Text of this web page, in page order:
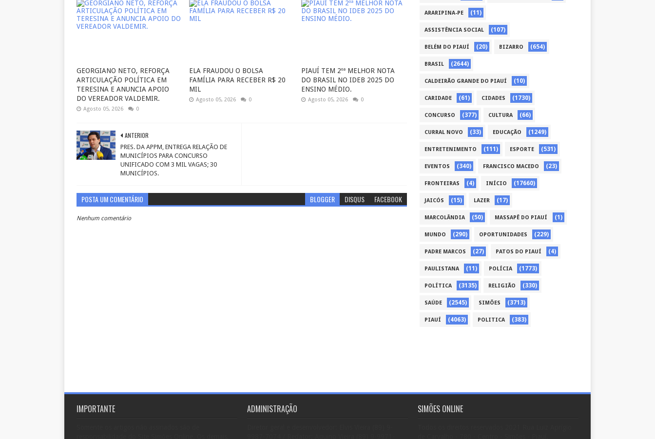
GEORGIANO NETO, REFORÇA
ARTICULAÇÃO POLÍTICA EM
TERESINA E ANUNCIA APOIO
DO VEREADOR VALDEMIR.
Agosto 05, 2026 0
ELA FRAUDOU O BOLSA
FAMÍLIA PARA RECEBER R$ 20
MIL
Agosto 05, 2026 0
PIAUÍ TEM 2ºª MELHOR NOTA
DO BRASIL NO IDEB 2025 DO
ENSINO MÉDIO.
Agosto 05, 2026 0
ANTERIOR
PRES. DA APPM, ENTREGA RELAÇÃO DE
MUNICÍPIOS PARA CONCURSO
UNIFICADO COM 3 MIL VAGAS; 30
MUNICÍPIOS.
POSTA UM COMENTÁRIO BLOGGER DISQUS FACEBOOK
Nenhum comentário
ARARIPINA-PE (11)
ASSISTÊNCIA SOCIAL (107)
BELÉM DO PIAUÍ (20) BIZARRO (654)
BRASIL (2644)
CALDEIRÃO GRANDE DO PIAUÍ (10)
CARIDADE (61) CIDADES (1730)
CONCURSO (377) CULTURA (66)
CURRAL NOVO (33) EDUCAÇÃO (1249)
ENTRETENIMENTO (111) ESPORTE (531)
EVENTOS (340) FRANCISCO MACEDO (23)
FRONTEIRAS (4) INÍCIO (17660)
JAICÓS (15) LAZER (17)
MARCOLÂNDIA (50) MASSAPÊ DO PIAUÍ (1)
MUNDO (290) OPORTUNIDADES (229)
PADRE MARCOS (27) PATOS DO PIAUÍ (4)
PAULISTANA (11) POLÍCIA (1773)
POLÍTICA (3135) RELIGIÃO (330)
SAÚDE (2545) SIMÕES (3713)
PIAUÍ (4063) POLITICA (383)
IMPORTANTE ADMINISTRAÇÃO SIMÕES ONLINE